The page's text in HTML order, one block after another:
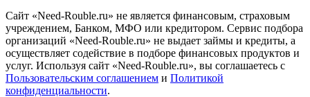
Сайт «Need-Rouble.ru» не является финансовым, страховым
учреждением, Банком, МФО или кредитором. Сервис подбора
организаций «Need-Rouble.ru» не выдает займы и кредиты, а
осуществляет содействие в подборе финансовых продуктов и
услуг. Используя сайт «Need-Rouble.ru», вы соглашаетесь с
Пользовательским соглашением и Политикой
конфиденциальности.